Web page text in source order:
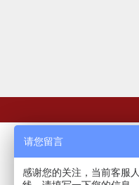
请您留言
感谢您的关注，当前客服